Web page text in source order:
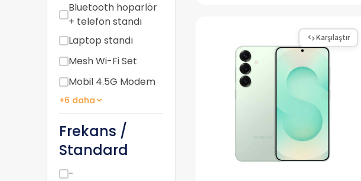
Bluetooth hoparlör
+ telefon standı
Laptop standı
Mesh Wi-Fi Set
Mobil 4.5G Modem
+6 daha
Frekans /
Standard
-
Karşılaştır